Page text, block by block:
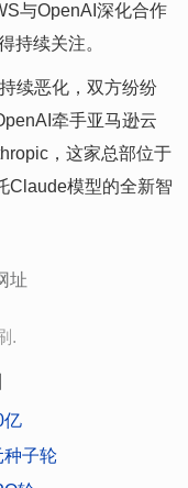
与OpenAI深化合作
持续关注。
续恶化，双方纷纷
牵手亚马逊云
，这家总部位于
Claude模型的全新智
址
.
亿
种子轮